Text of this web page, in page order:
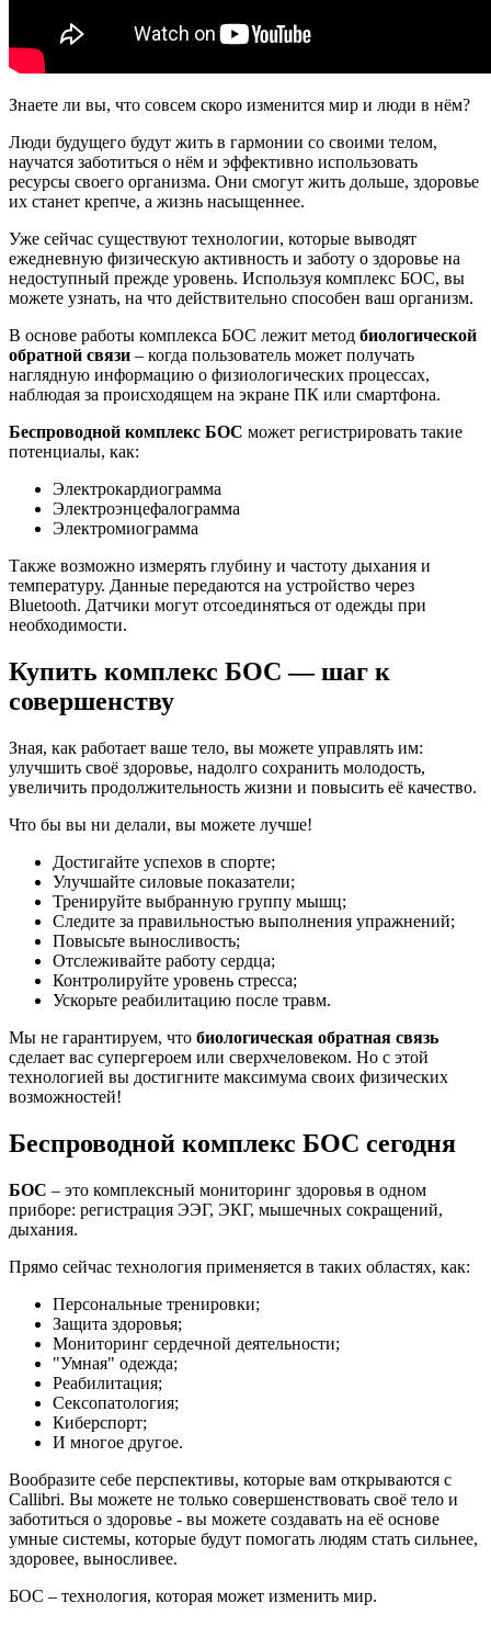
Знаете ли вы, что совсем скоро изменится мир и люди в нём?
Люди будущего будут жить в гармонии со своими телом,
научатся заботиться о нём и эффективно использовать
ресурсы своего организма. Они смогут жить дольше, здоровье
их станет крепче, а жизнь насыщеннее.
Уже сейчас существуют технологии, которые выводят
ежедневную физическую активность и заботу о здоровье на
недоступный прежде уровень. Используя комплекс БОС, вы
можете узнать, на что действительно способен ваш организм.
В основе работы комплекса БОС лежит метод биологической
обратной связи – когда пользователь может получать
наглядную информацию о физиологических процессах,
наблюдая за происходящем на экране ПК или смартфона.
Беспроводной комплекс БОС может регистрировать такие
потенциалы, как:
Электрокардиограмма
Электроэнцефалограмма
Электромиограмма
Также возможно измерять глубину и частоту дыхания и
температуру. Данные передаются на устройство через
Bluetooth. Датчики могут отсоединяться от одежды при
необходимости.
Купить комплекс БОС — шаг к
совершенству
Зная, как работает ваше тело, вы можете управлять им:
улучшить своё здоровье, надолго сохранить молодость,
увеличить продолжительность жизни и повысить её качество.
Что бы вы ни делали, вы можете лучше!
Достигайте успехов в спорте;
Улучшайте силовые показатели;
Тренируйте выбранную группу мышц;
Следите за правильностью выполнения упражнений;
Повысьте выносливость;
Отслеживайте работу сердца;
Контролируйте уровень стресса;
Ускорьте реабилитацию после травм.
Мы не гарантируем, что биологическая обратная связь
сделает вас супергероем или сверхчеловеком. Но с этой
технологией вы достигните максимума своих физических
возможностей!
Беспроводной комплекс БОС сегодня
БОС – это комплексный мониторинг здоровья в одном
приборе: регистрация ЭЭГ, ЭКГ, мышечных сокращений,
дыхания.
Прямо сейчас технология применяется в таких областях, как:
Персональные тренировки;
Защита здоровья;
Мониторинг сердечной деятельности;
"Умная" одежда;
Реабилитация;
Сексопатология;
Киберспорт;
И многое другое.
Вообразите себе перспективы, которые вам открываются с
Callibri. Вы можете не только совершенствовать своё тело и
заботиться о здоровье - вы можете создавать на её основе
умные системы, которые будут помогать людям стать сильнее,
здоровее, выносливее.
БОС – технология, которая может изменить мир.